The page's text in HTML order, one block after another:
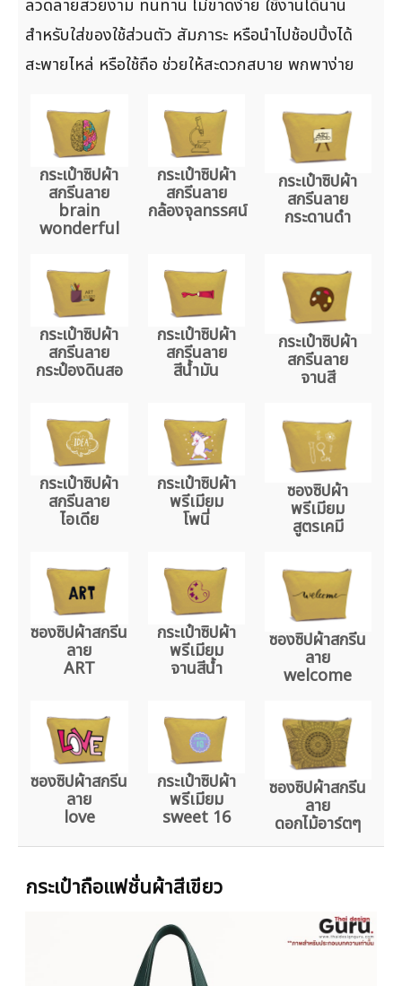
สำหรับใส่ของใช้ส่วนตัว สัมภาระ หรือนำไปช้อปปิ้งได้
สะพายไหล่ หรือใช้ถือ ช่วยให้สะดวกสบาย พกพาง่าย
กระเป๋าซิปผ้า
สกรีนลาย
brain
wonderful
กระเป๋าซิปผ้า
สกรีนลาย
กล้องจุลทรรศน์
กระเป๋าซิปผ้า
สกรีนลาย
กระดานดำ
กระเป๋าซิปผ้า
สกรีนลาย
กระป๋องดินสอ
กระเป๋าซิปผ้า
สกรีนลาย
สีน้ำมัน
กระเป๋าซิปผ้า
สกรีนลาย
จานสี
กระเป๋าซิปผ้า
สกรีนลาย
ไอเดีย
กระเป๋าซิปผ้า
พรีเมียม
โพนี่
ซองซิปผ้า
พรีเมียม
สูตรเคมี
ซองซิปผ้าสกรีน
ลาย
ART
กระเป๋าซิปผ้า
พรีเมียม
จานสีน้ำ
ซองซิปผ้าสกรีน
ลาย
welcome
ซองซิปผ้าสกรีน
ลาย
love
กระเป๋าซิปผ้า
พรีเมียม
sweet 16
ซองซิปผ้าสกรีน
ลาย
ดอกไม้อาร์ตๆ
กระเป๋าถือแฟชั่นผ้าสีเขียว